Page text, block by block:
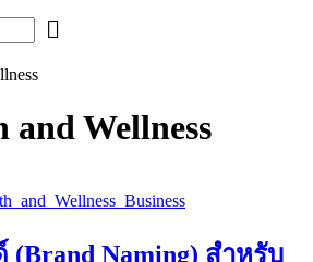
and Wellness
Naming) สำหรับ